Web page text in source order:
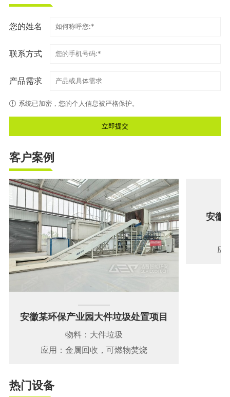
您的姓名
联系方式
产品需求
系统已加密，您的个人信息被严格保护。
客户案例
安徽某环保产业园大件垃圾处置项目
物料：大件垃圾
应用：金属回收，可燃物焚烧
安徽
应
热门设备